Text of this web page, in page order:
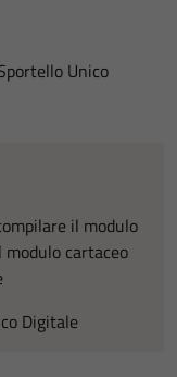
Unico
il modulo
cartaceo
Digitale